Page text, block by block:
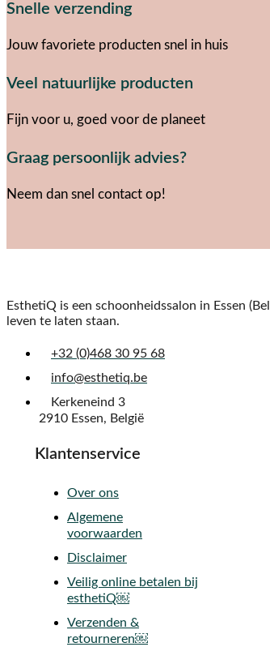
Snelle verzending
Jouw favoriete producten snel in huis
Veel natuurlijke producten
Fijn voor u, goed voor de planeet
Graag persoonlijk advies?
Neem dan snel contact op!
EsthetiQ is een schoonheidssalon in Essen
leven te laten staan.
+32 (0)468 30 95 68
info@esthetiq.be
Kerkeneind 3
2910 Essen, België
Klantenservice
Over ons
Algemene
voorwaarden
Disclaimer
Veilig online betalen bij
esthetiQ￼
Verzenden &
retourneren￼